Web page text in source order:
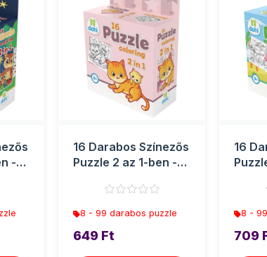
-
16 Darabos Színezős
Puzzle 2 az 1-ben -
8 - 99 darabos puzzle
649 Ft
16
8 -
709